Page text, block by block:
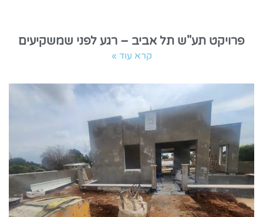
פרויקט תע"ש תל אביב – רגע לפני שמשקיעים
קרא עוד »